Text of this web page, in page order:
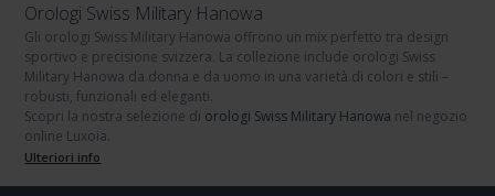
Orologi Swiss Military Hanowa
Gli orologi Swiss Military Hanowa offrono un mix perfetto tra design
sportivo e precisione svizzera. La collezione include orologi Swiss
Military Hanowa da donna e da uomo in una varietà di colori e stili –
robusti, funzionali ed eleganti.
Scopri la nostra selezione di orologi Swiss Military Hanowa nel negozio
online Luxoia.
Ulteriori info